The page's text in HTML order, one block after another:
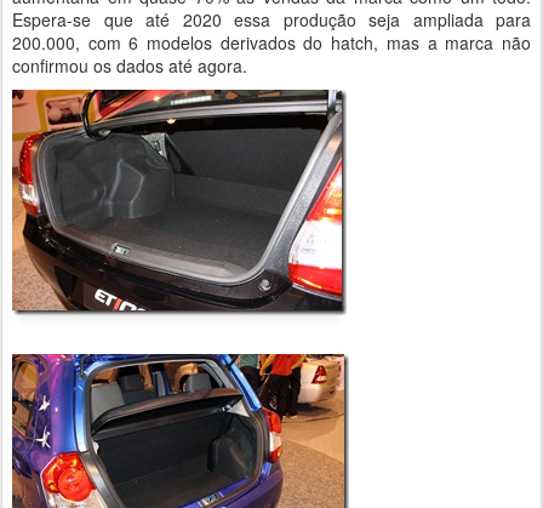
Espera-se que até 2020 essa produção seja ampliada para
200.000, com 6 modelos derivados do hatch, mas a marca não
confirmou os dados até agora.